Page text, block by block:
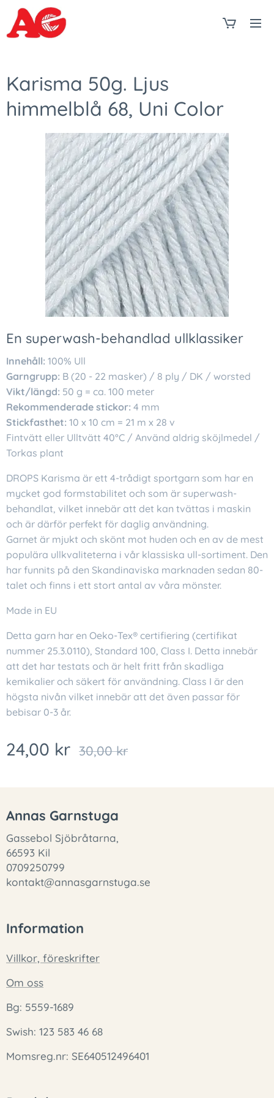
Karisma 50g. Ljus
himmelblå 68, Uni Color
En superwash-behandlad ullklassiker
Innehåll: 100% Ull
Garngrupp: B (20 - 22 masker) / 8 ply / DK / worsted
Vikt/längd: 50 g = ca. 100 meter
Rekommenderade stickor: 4 mm
Stickfasthet: 10 x 10 cm = 21 m x 28 v
Fintvätt eller Ulltvätt 40°C / Använd aldrig sköjlmedel /
Torkas plant
DROPS Karisma är ett 4-trådigt sportgarn som har en
mycket god formstabilitet och som är superwash-
behandlat, vilket innebär att det kan tvättas i maskin
och är därför perfekt för daglig användning.
Garnet är mjukt och skönt mot huden och en av de mest
populära ullkvaliteterna i vår klassiska ull-sortiment. Den
har funnits på den Skandinaviska marknaden sedan 80-
talet och finns i ett stort antal av våra mönster.
Made in EU
Detta garn har en Oeko-Tex® certifiering (certifikat
nummer 25.3.0110), Standard 100, Class I. Detta innebär
att det har testats och är helt fritt från skadliga
kemikalier och säkert för användning. Class I är den
högsta nivån vilket innebär att det även passar för
bebisar 0-3 år.
24,00 kr 30,00kr
Annas Garnstuga
Gassebol Sjöbråtarna,
66593 Kil
0709250799
kontakt@annasgarnstuga.se
Information
Villkor, föreskrifter
Om oss
Bg: 5559-1689
Swish: 123 583 46 68
Momsreg.nr: SE640512496401